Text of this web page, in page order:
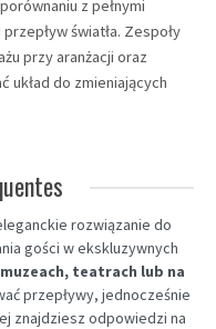
z pełnymi
światła. Zespoły
przy aranżacji oraz
układ do zmieniających
rozwiązanie do
gości w ekskluzywnych
teatrach lub na
przepływy, jednocześnie
znajdziesz odpowiedzi na